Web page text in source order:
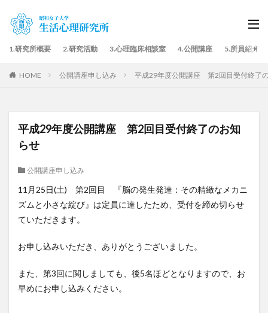
1.研究所概要 2.研究活動 3.心理臨床相談室 4.公開講座 5.所員紹介
HOME 公開講座申し込み 平成29年度公開講座 第2回目受付終了
平成29年度公開講座 第2回目受付終了のお知
らせ
公開講座申し込み
11月25日(土) 第2回目 『脳の発生発達：その精緻なメカニ
ズムと小さな綻び』は定員に達したため、受付を締め切らせ
ていただきます。
お申し込みいただき、ありがとうございました。
また、第3回に関しましても、後5名ほどとなりますので、お
早めにお申し込みください。